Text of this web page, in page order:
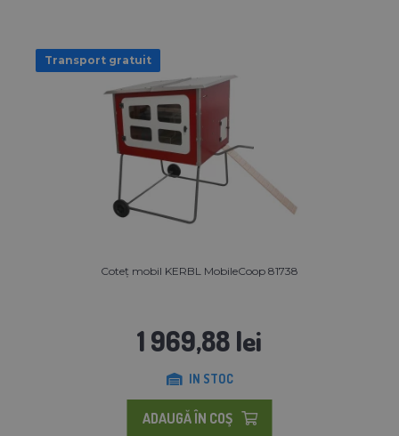
Transport gratuit
Coteț mobil KERBL MobileCoop 81738
1 969,88 lei
IN STOC
ADAUGĂ ÎN COŞ